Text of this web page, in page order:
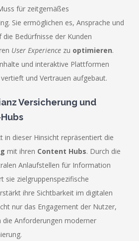
für zeitgemäßes
Sie ermöglichen es, Ansprache und
Bedürfnisse der Kunden
User Experience zu optimieren.
und interaktive Plattformen
und Vertrauen aufgebaut.
Versicherung und
in dieser Hinsicht repräsentiert die
mit ihren Content Hubs. Durch die
Anlaufstellen für Information
sie zielgruppenspezifische
ihre Sichtbarkeit im digitalen
nur das Engagement der Nutzer,
die Anforderungen moderner